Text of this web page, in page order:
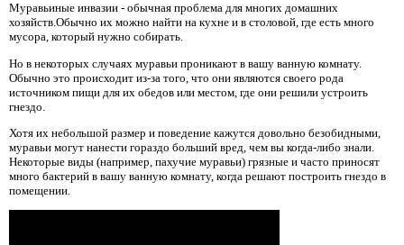
Муравьиные инвазии - обычная проблема для многих домашних
хозяйств.Обычно их можно найти на кухне и в столовой, где есть много
мусора, который нужно собирать.
Но в некоторых случаях муравьи проникают в вашу ванную комнату.
Обычно это происходит из-за того, что они являются своего рода
источником пищи для их обедов или местом, где они решили устроить
гнездо.
Хотя их небольшой размер и поведение кажутся довольно безобидными,
муравьи могут нанести гораздо больший вред, чем вы когда-либо знали.
Некоторые виды (например, пахучие муравьи) грязные и часто приносят
много бактерий в вашу ванную комнату, когда решают построить гнездо в
помещении.